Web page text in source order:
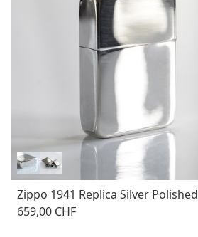
Zippo 1941 Replica Silver Polished
659,00 CHF